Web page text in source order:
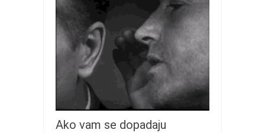
članarina
kontakt
besplatna e-knjiga
termini treninga
Ako vam se dopadaju